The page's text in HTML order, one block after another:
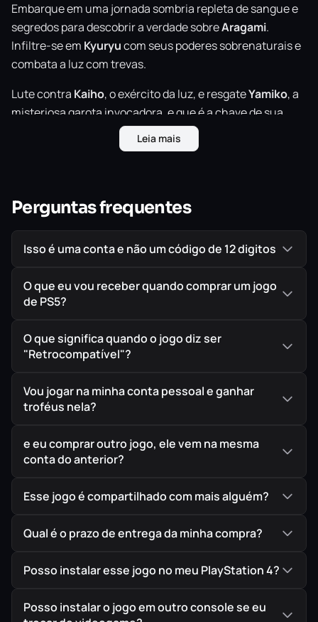
Embarque em uma jornada sombria repleta de sangue e
segredos para descobrir a verdade sobreAragami.
Infiltre-se em Kyuryucom seus poderes sobrenaturais e
combata a luz com trevas.
Lute contra Kaiho, o exército da luz, e resgateYamiko, a
misteriosa garota invocadora, e que é a chave de sua
existência. Crie suas próprias sombras para se tornar
invisível. Teleporte-se de sombra para sombra enquanto
inimigos.
Leia mais
Perguntas frequentes
Isso é uma conta e não um código de 12 digitos
O que eu vou receber quando comprar um jogo
de PS5?
O que significa quando o jogo diz ser
"Retrocompatível"?
Vou jogar na minha conta pessoal e ganhar
troféus nela?
e eu comprar outro jogo, ele vem na mesma
conta do anterior?
Esse jogo é compartilhado com mais alguém?
Qual é o prazo de entrega da minha compra?
Posso instalar esse jogo no meu PlayStation 4?
Posso instalar o jogo em outro console se eu